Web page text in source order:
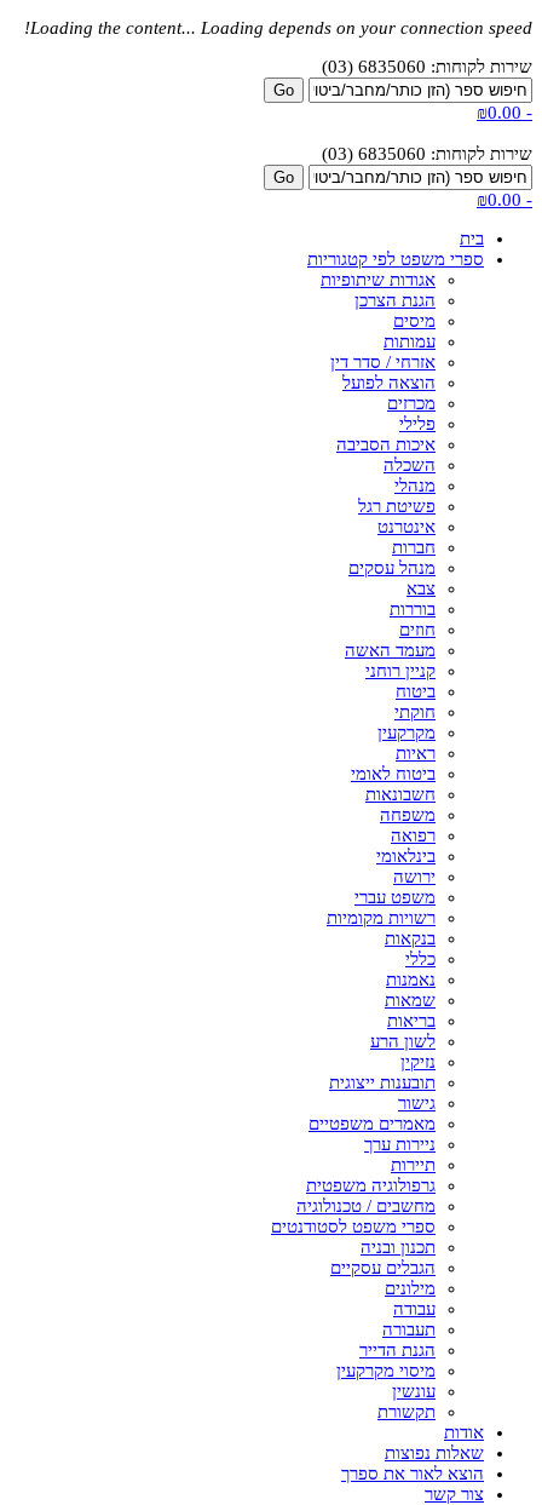
Loading the content... Loading depends on your connection speed!
שירות לקוחות: 6835060 (03)
-
₪0.00
שירות לקוחות: 6835060 (03)
-
₪0.00
בית
ספרי משפט לפי קטגוריות
אגודות שיתופיות
הגנת הצרכן
מיסים
עמותות
אזרחי / סדר דין
הוצאה לפועל
מכרזים
פלילי
איכות הסביבה
השכלה
מנהלי
פשיטת רגל
אינטרנט
חברות
מנהל עסקים
צבא
בוררות
חוזים
מעמד האשה
קניין רוחני
ביטוח
חוקתי
מקרקעין
ראיות
ביטוח לאומי
חשבונאות
משפחה
רפואה
בינלאומי
ירושה
משפט עברי
רשויות מקומיות
בנקאות
כללי
נאמנות
שמאות
בריאות
לשון הרע
נזיקין
תובענות ייצוגית
גישור
מאמרים משפטיים
ניירות ערך
תיירות
גרפולוגיה משפטית
מחשבים / טכנולוגיה
ספרי משפט לסטודנטים
תכנון ובניה
הגבלים עסקיים
מילונים
עבודה
תעבורה
הגנת הדייר
מיסוי מקרקעין
עונשין
תקשורת
אודות
שאלות נפוצות
הוצא לאור את ספרך
צור קשר